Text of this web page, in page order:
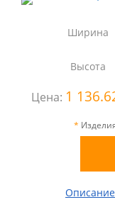
Ширина
Высота
Цена: 1
*
Описание